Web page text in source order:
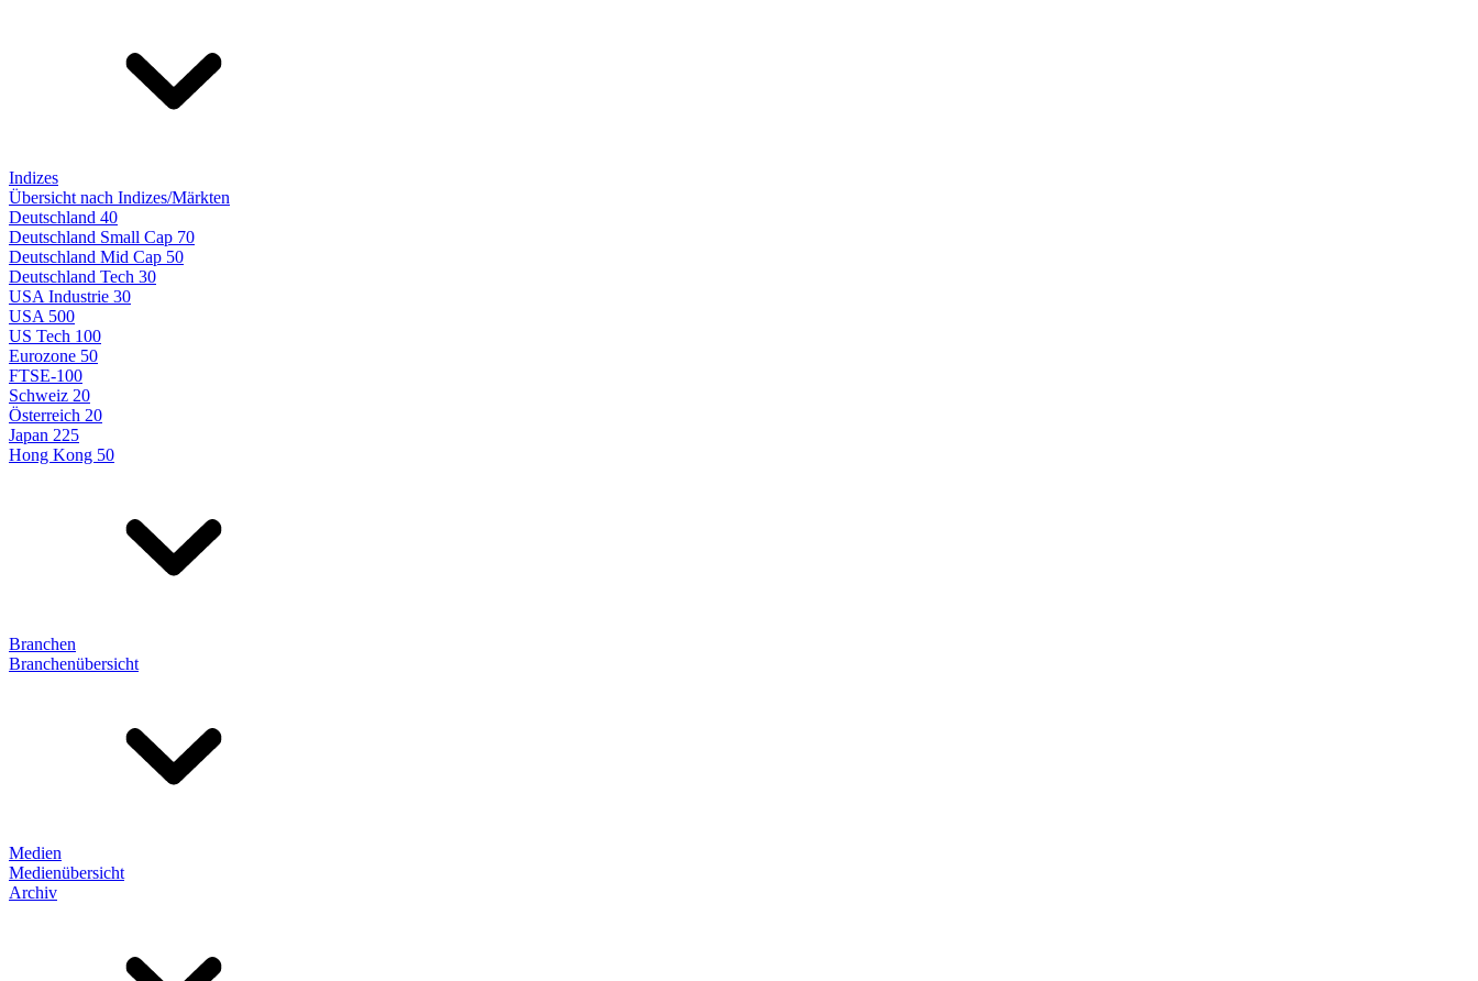
Indizes
Übersicht nach Indizes/Märkten
Deutschland 40
Deutschland Small Cap 70
Deutschland Mid Cap 50
Deutschland Tech 30
USA Industrie 30
USA 500
US Tech 100
Eurozone 50
FTSE-100
Schweiz 20
Österreich 20
Japan 225
Hong Kong 50
Branchen
Branchenübersicht
Medien
Medienübersicht
Archiv